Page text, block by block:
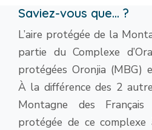
Saviez-vous que... ?
L’aire protégée de la
partie du Complexe
protégées Oronjia (MBG)
À la différence des 2
Montagne des
protégée de ce